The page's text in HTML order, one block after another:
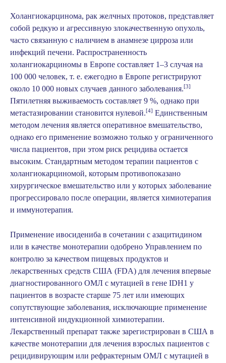
Холангиокарцинома, рак желчных протоков, представляет
собой редкую и агрессивную злокачественную опухоль,
часто связанную с наличием в анамнезе цирроза или
инфекций печени. Распространенность
холангиокарциномы в Европе составляет 1–3 случая на
100 000 человек, т. е. ежегодно в Европе регистрируют
около 10 000 новых случаев данного заболевания.[3]
Пятилетняя выживаемость составляет 9 %, однако при
метастазировании становится нулевой.[4] Единственным
методом лечения является оперативное вмешательство,
однако его применение возможно только у ограниченного
числа пациентов, при этом риск рецидива остается
высоким. Стандартным методом терапии пациентов с
холангиокарциномой, которым противопоказано
хирургическое вмешательство или у которых заболевание
прогрессировало после операции, является химиотерапия
и иммунотерапия.
Применение ивосидениба в сочетании с азацитидином
или в качестве монотерапии одобрено Управлением по
контролю за качеством пищевых продуктов и
лекарственных средств США (FDA) для лечения впервые
диагностированного ОМЛ с мутацией в гене IDH1 у
пациентов в возрасте старше 75 лет или имеющих
сопутствующие заболевания, исключающие применение
интенсивной индукционной химиотерапии.
Лекарственный препарат также зарегистрирован в США в
качестве монотерапии для лечения взрослых пациентов с
рецидивирующим или рефрактерным ОМЛ с мутацией в